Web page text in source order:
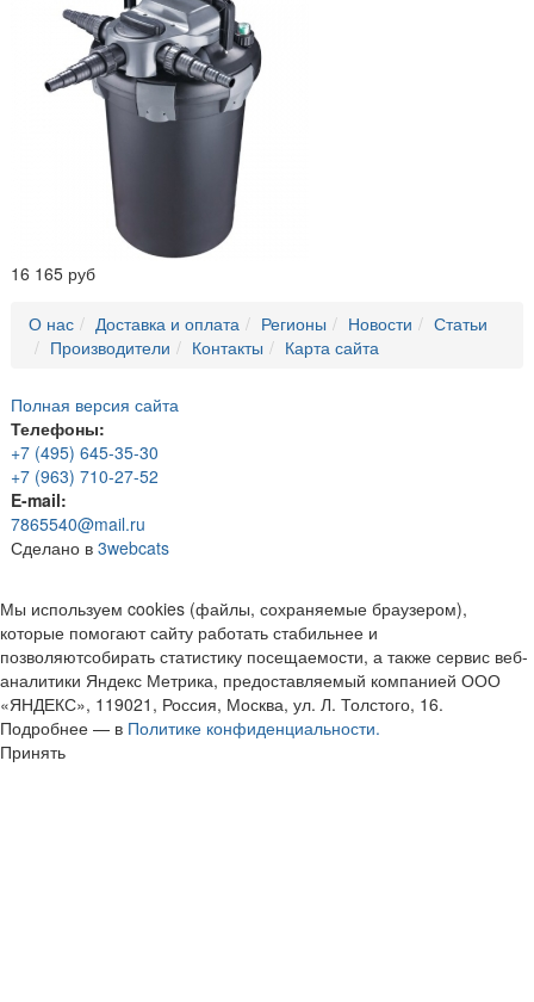
16 165 руб
О нас Доставка и оплата Регионы Новости
Статьи
Производители
Контакты Карта сайта
Полная версия сайта
Телефоны:
+7 (495) 645-35-30
+7 (963) 710-27-52
E-mail:
7865540@mail.ru
Сделано в 3webcats
Мы используем cookies (файлы, сохраняемые браузером),
которые помогают сайту работать стабильнее и
позволяютсобирать статистику посещаемости, а также сервис веб-
аналитики Яндекс Метрика, предоставляемый компанией ООО
«ЯНДЕКС», 119021, Россия, Москва, ул. Л. Толстого, 16.
Подробнее — в Политике конфиденциальности.
Принять